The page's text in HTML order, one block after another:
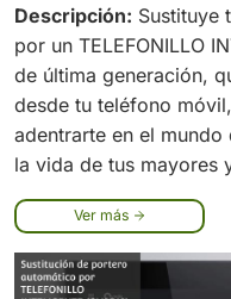
Descripción: Sustituye
por un TELEFONILLO
de última generación,
desde tu teléfono
adentrarte en el
la vida de tus mayores
Ver más